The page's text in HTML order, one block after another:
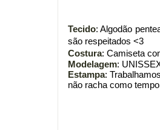
Tecido: Algodão
são respeitados <3
Costura: Camiseta
Modelagem:
Estampa:
não racha como